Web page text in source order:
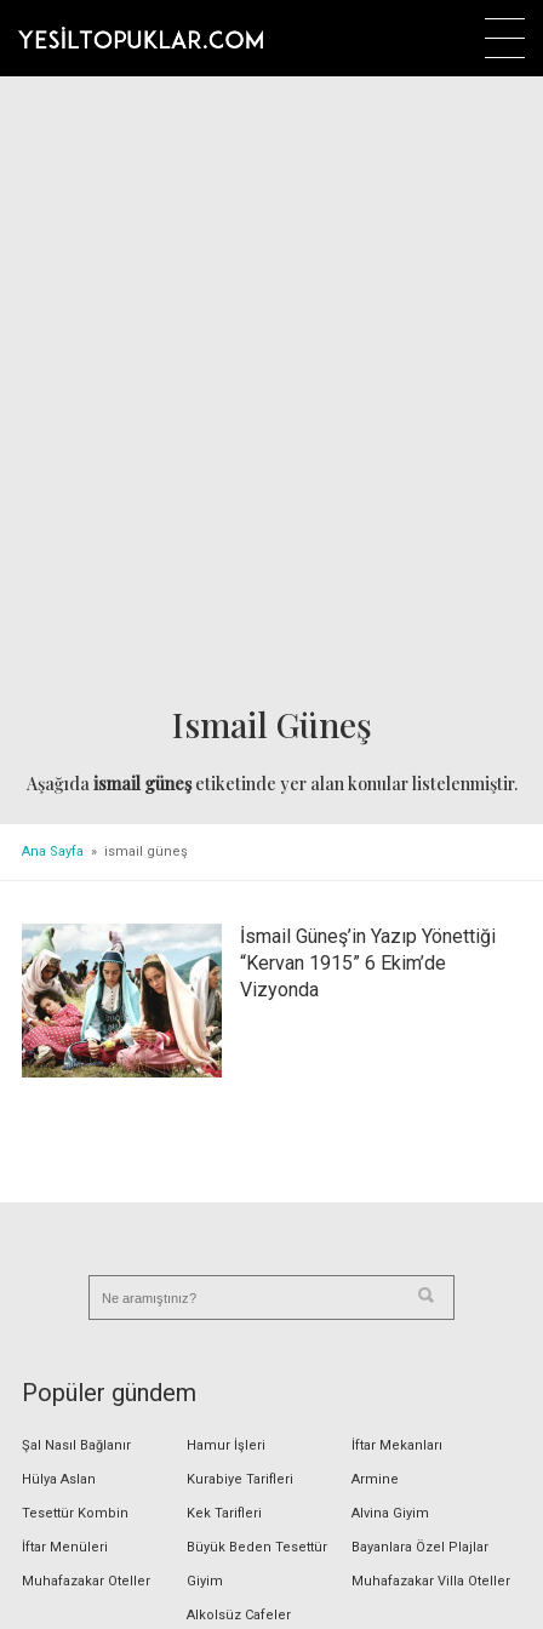
Ismail Güneş
Aşağıdaismail güneşetiketinde yer alan konular listelenmiştir.
Ana Sayfa » ismail güneş
İsmail Güneş’in Yazıp Yönettiği
“Kervan 1915” 6 Ekim’de
Vizyonda
Popüler gündem
Şal Nasıl Bağlanır
Hülya Aslan
Tesettür Kombin
İftar Menüleri
Muhafazakar Oteller
Hamur İşleri
Kurabiye Tarifleri
Kek Tarifleri
Büyük Beden Tesettür
Giyim
Alkolsüz Cafeler
İftar Mekanları
Armine
Alvina Giyim
Bayanlara Özel Plajlar
Muhafazakar Villa Oteller